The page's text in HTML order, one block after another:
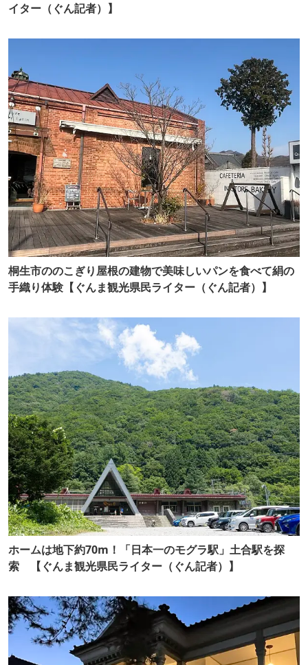
イター（ぐん記者）】
桐生市ののこぎり屋根の建物で美味しいパンを食べて絹の
手織り体験【ぐんま観光県民ライター（ぐん記者）】
ホームは地下約70m！「日本一のモグラ駅」土合駅を探
索 【ぐんま観光県民ライター（ぐん記者）】